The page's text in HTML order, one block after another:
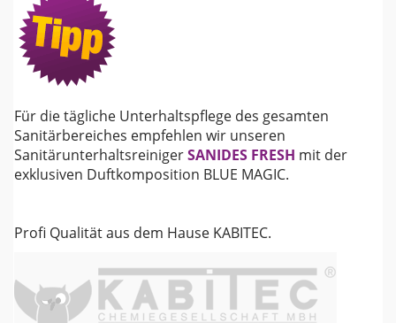
Für die tägliche Unterhaltspflege des gesamten
Sanitärbereiches empfehlen wir unseren
SanitärunterhaltsreinigerSANIDES FRESH mit der
exklusiven Duftkomposition BLUE MAGIC.
Profi Qualität aus dem Hause KABITEC.